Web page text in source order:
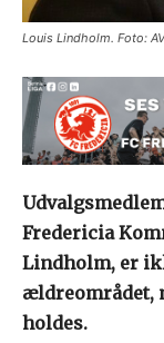
Louis Lindholm. Foto:
Fredericia
Lindholm, er
ældreområdet,
holdes.